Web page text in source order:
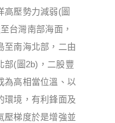
高壓勢力減弱(圖
台灣南部海面，
至南海北部，二由
部(圖2b)，二股豐
為高相當位溫、以
環境，有利鋒面及
壓梯度於是增強並